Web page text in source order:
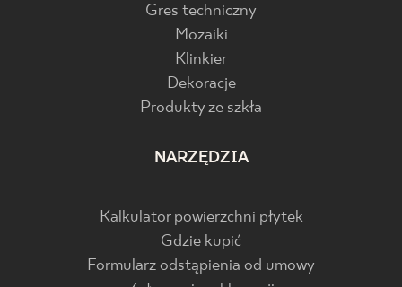
Gres techniczny
Mozaiki
Klinkier
Dekoracje
Produkty ze szkła
NARZĘDZIA
Kalkulator powierzchni płytek
Gdzie kupić
Formularz odstąpienia od umowy